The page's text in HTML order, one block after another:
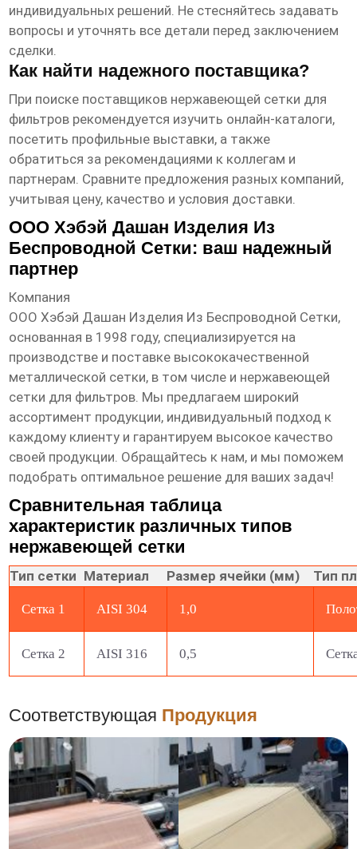
индивидуальных решений. Не стесняйтесь задавать
вопросы и уточнять все детали перед заключением
сделки.
Как найти надежного поставщика?
При поиске поставщиков нержавеющей сетки для
фильтров рекомендуется изучить онлайн-каталоги,
посетить профильные выставки, а также
обратиться за рекомендациями к коллегам и
партнерам. Сравните предложения разных компаний,
учитывая цену, качество и условия доставки.
ООО Хэбэй Дашан Изделия Из
Беспроводной Сетки: ваш надежный
партнер
Компания
ООО Хэбэй Дашан Изделия Из Беспроводной Сетки,
основанная в 1998 году, специализируется на
производстве и поставке высококачественной
металлической сетки, в том числе и нержавеющей
сетки для фильтров. Мы предлагаем широкий
ассортимент продукции, индивидуальный подход к
каждому клиенту и гарантируем высокое качество
своей продукции. Обращайтесь к нам, и мы поможем
подобрать оптимальное решение для ваших задач!
Сравнительная таблица
характеристик различных типов
нержавеющей сетки
Тип сетки Материал Размер ячейки (мм) Тип
Сетка 1 AISI 304 1,0
Сетка 2 AISI 316 0,5
Соответствующая Продукция